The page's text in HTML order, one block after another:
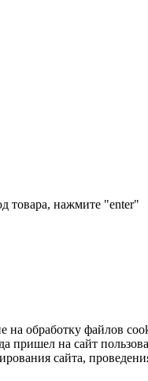
товара, нажмите "enter"
на обработку файлов
пришел на сайт
сайта,